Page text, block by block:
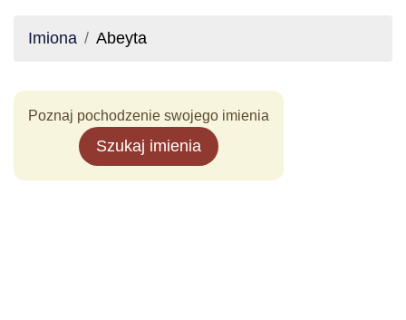
Imiona Abeyta
Poznaj pochodzenie swojego imienia
Szukaj imienia